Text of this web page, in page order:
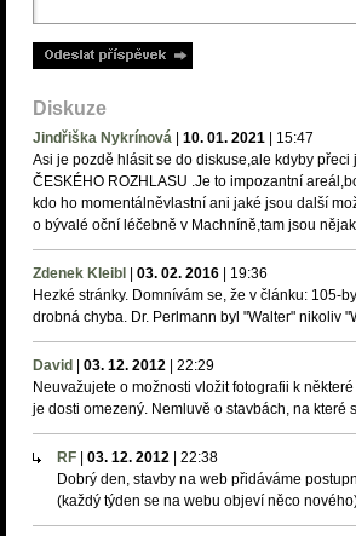
Diskuze
Jindřiška Nykrínová 10. 01. 2021 15:47
Asi je pozdě hlásit se do diskuse,ale kdyby
ČESKÉHO ROZHLASU .Je to impozantní
kdo ho momentálněvlastní ani jaké jsou další
o bývalé oční léčebně v Machníně,tam jsou
Zdenek Kleibl 03. 02. 2016 19:36
Hezké stránky. Domnívám se, že v článku: 105-
drobná chyba. Dr. Perlmann byl "Walter" nikoliv
David 03. 12. 2012 22:29
Neuvažujete o možnosti vložit fotografii k
je dosti omezený. Nemluvě o stavbách, na které
RF 03. 12. 2012 22:38
Dobrý den, stavby na web přidáváme
(každý týden se na webu objeví něco